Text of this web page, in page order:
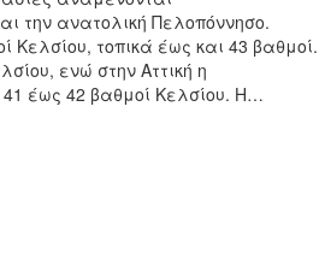
την ανατολική Πελοπόννησο.
Κελσίου, τοπικά έως και 43 βαθμοί.
ενώ στην Αττική η
έως 42 βαθμοί Κελσίου. Η…